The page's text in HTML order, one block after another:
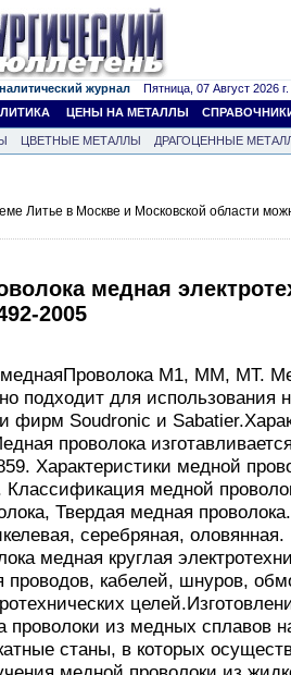
журнал Пятница, 07 Август 2026 г.
ЦЕНЫ НА МЕТАЛЛЫ
ЦВЕТНЫЕ МЕТАЛЛЫ
ДРАГОЦЕННЫЕ
Литье в Москве и Московской области
медная
2005
меднаяПроволока М1, ММ, МТ.
подходит для использования
фирм Soudronic и
проволока
Характеристики медной
медной
Твердая медная
серебряная,
медная круглая
проводов, кабелей, шнуров,
проволоки из медных сплавов
станы, в которых